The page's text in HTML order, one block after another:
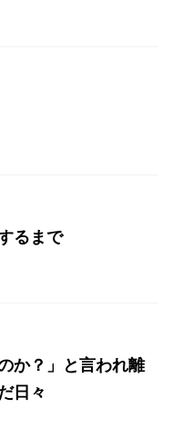
るまで
か？」と言われ離
日々